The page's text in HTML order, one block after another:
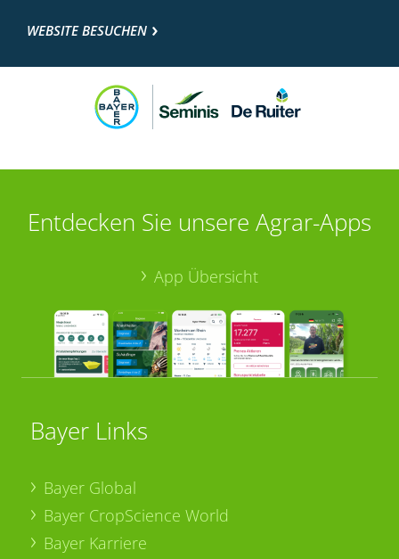
WEBSITE BESUCHEN
Entdecken Sie unsere Agrar-Apps
App Übersicht
Bayer Links
Bayer Global
Bayer CropScience World
Bayer Karriere